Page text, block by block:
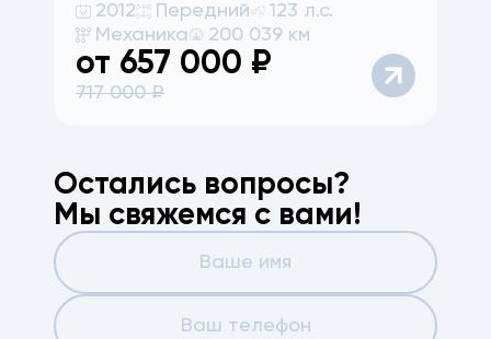
2012 Передний
123 л.с.
Механика
200 039 км
от 657 000 ₽
717 000₽
Остались вопросы?
Мы свяжемся с вами!